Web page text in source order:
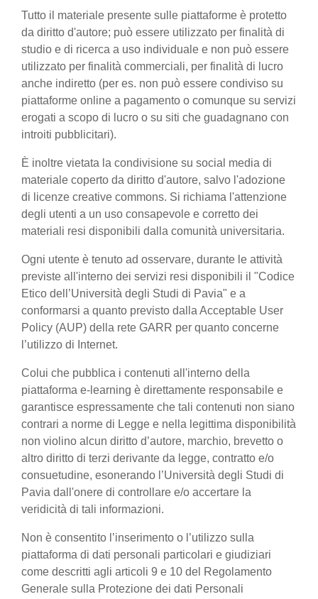
Tutto il materiale presente sulle piattaforme è protetto
da diritto d'autore; può essere utilizzato per finalità di
studio e di ricerca a uso individuale e non può essere
utilizzato per finalità commerciali, per finalità di lucro
anche indiretto (per es. non può essere condiviso su
piattaforme online a pagamento o comunque su servizi
erogati a scopo di lucro o su siti che guadagnano con
introiti pubblicitari).
È inoltre vietata la condivisione su social media di
materiale coperto da diritto d'autore, salvo l'adozione
di licenze creative commons. Si richiama l'attenzione
degli utenti a un uso consapevole e corretto dei
materiali resi disponibili dalla comunità universitaria.
Ogni utente è tenuto ad osservare, durante le attività
previste all'interno dei servizi resi disponibili il "Codice
Etico dell’Università degli Studi di Pavia" e a
conformarsi a quanto previsto dalla Acceptable User
Policy (AUP) della rete GARR per quanto concerne
l’utilizzo di Internet.
Colui che pubblica i contenuti all'interno della
piattaforma e-learning è direttamente responsabile e
garantisce espressamente che tali contenuti non siano
contrari a norme di Legge e nella legittima disponibilità
non violino alcun diritto d’autore, marchio, brevetto o
altro diritto di terzi derivante da legge, contratto e/o
consuetudine, esonerando l’Università degli Studi di
Pavia dall'onere di controllare e/o accertare la
veridicità di tali informazioni.
Non è consentito l’inserimento o l’utilizzo sulla
piattaforma di dati personali particolari e giudiziari
come descritti agli articoli 9 e 10 del Regolamento
Generale sulla Protezione dei dati Personali